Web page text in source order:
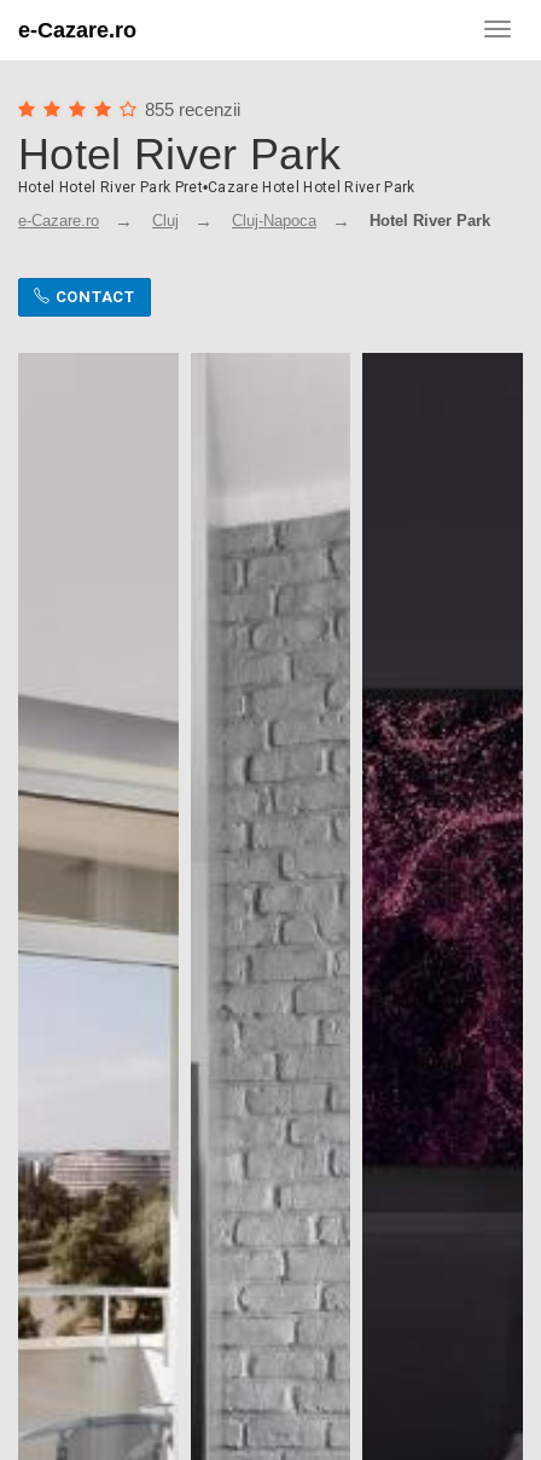
e-Cazare.ro
855 recenzii
Hotel River Park
Hotel Hotel River Park Pret•Cazare Hotel Hotel River Park
e-Cazare.ro Cluj Cluj-Napoca Hotel River Park
CONTACT